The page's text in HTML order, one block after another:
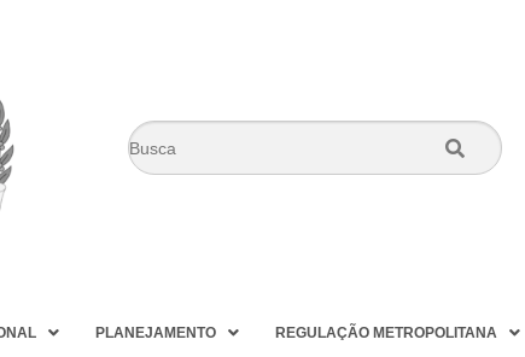
PLANEJAMENTO REGULAÇÃO METROPOLITANA